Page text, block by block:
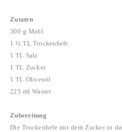
Zutaten
300 g Mehl
1 ½ TL Trockenhefe
1 TL Salz
1 TL Zucker
1 TL Olivenöl
225 ml Wasser
Zubereitung
Die Trockenhefe mit dem Zucker in